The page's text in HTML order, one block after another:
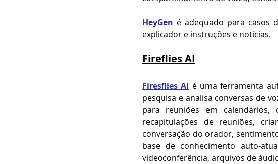
HeyGen é adequado para casos
explicador e instruções e notícias.
Fireflies AI
Firesflies AI é uma ferramenta
pesquisa e analisa conversas de
para reuniões em
recapitulações de reuniões,
conversação do orador,
base de conhecimento auto-
videoconferência, arquivos de